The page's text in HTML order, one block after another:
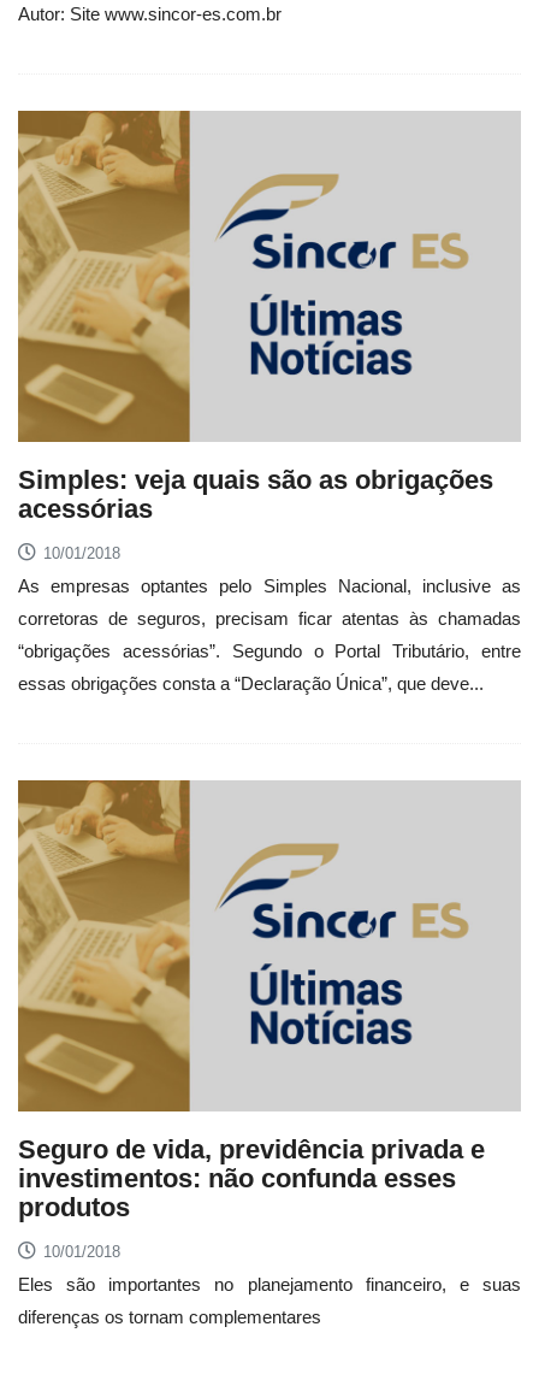
Autor: Site www.sincor-es.com.br
Simples: veja quais são as obrigações
acessórias
10/01/2018
As empresas optantes pelo Simples Nacional, inclusive as
corretoras de seguros, precisam ficar atentas às chamadas
“obrigações acessórias”. Segundo o Portal Tributário, entre
essas obrigações consta a “Declaração Única”, que deve...
Seguro de vida, previdência privada e
investimentos: não confunda esses
produtos
10/01/2018
Eles são importantes no planejamento financeiro, e suas
diferenças os tornam complementares